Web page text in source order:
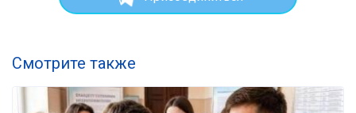
Смотрите также